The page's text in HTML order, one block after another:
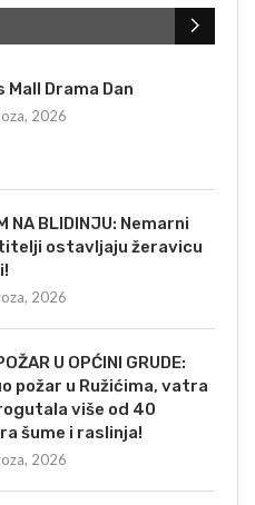
Mall Drama Dan
2026
NA BLIDINJU: Nemarni
ostavljaju žeravicu
2026
U OPĆINI GRUDE:
požar u Ružićima, vatra
više od 40
šume i raslinja!
2026